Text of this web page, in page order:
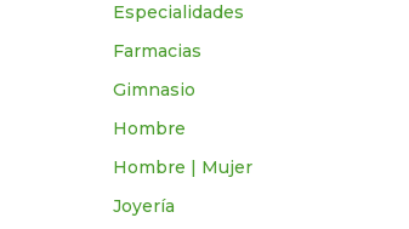
Especialidades
Farmacias
Gimnasio
Hombre
Hombre | Mujer
Joyería